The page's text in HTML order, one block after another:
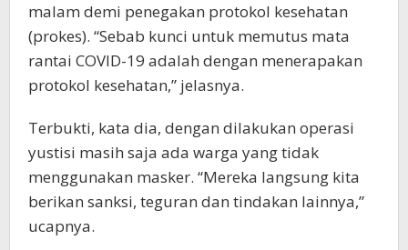
malam demi penegakan protokol kesehatan
(prokes). “Sebab kunci untuk memutus mata
rantai COVID-19 adalah dengan menerapakan
protokol kesehatan,” jelasnya.
Terbukti, kata dia, dengan dilakukan operasi
yustisi masih saja ada warga yang tidak
menggunakan masker. “Mereka langsung kita
berikan sanksi, teguran dan tindakan lainnya,”
ucapnya.